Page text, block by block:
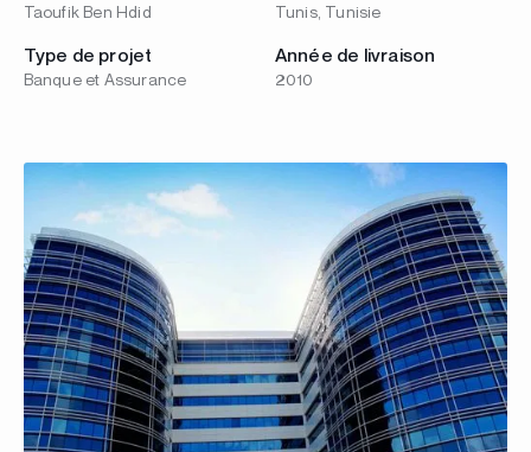
Taoufik Ben Hdid Tunis, Tunisie
Type de projet
Banque et Assurance
Année de livraison
2010